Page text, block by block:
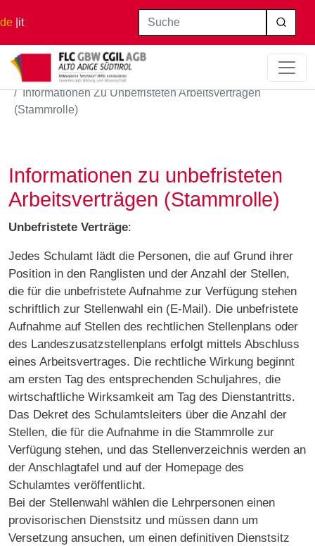
de it Suche
Startseite
Informationen Zu Unbefristeten Arbeitsverträgen
(Stammrolle)
Informationen zu unbefristeten
Arbeitsverträgen (Stammrolle)
Unbefristete Verträge:
Jedes Schulamt lädt die Personen, die auf Grund ihrer
Position in den Ranglisten und der Anzahl der Stellen,
die für die unbefristete Aufnahme zur Verfügung stehen
schriftlich zur Stellenwahl ein (E-Mail). Die unbefristete
Aufnahme auf Stellen des rechtlichen Stellenplans oder
des Landeszusatzstellenplans erfolgt mittels Abschluss
eines Arbeitsvertrages. Die rechtliche Wirkung beginnt
am ersten Tag des entsprechenden Schuljahres, die
wirtschaftliche Wirksamkeit am Tag des Dienstantritts.
Das Dekret des Schulamtsleiters über die Anzahl der
Stellen, die für die Aufnahme in die Stammrolle zur
Verfügung stehen, und das Stellenverzeichnis werden an
der Anschlagtafel und auf der Homepage des
Schulamtes veröffentlicht.
Bei der Stellenwahl wählen die Lehrpersonen einen
provisorischen Dienstsitz und müssen dann um
Versetzung ansuchen, um einen definitiven Dienstsitz